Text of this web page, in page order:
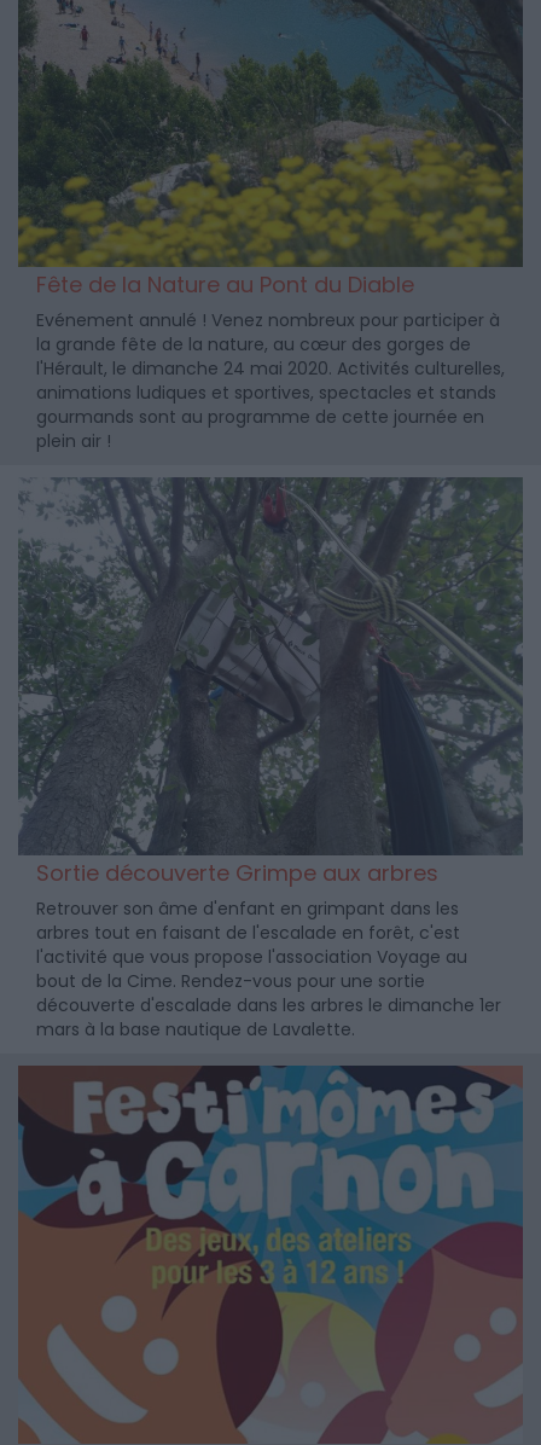
Fête de la Nature au Pont du Diable
Evénement annulé ! Venez nombreux pour participer à
la grande fête de la nature, au cœur des gorges de
l'Hérault, le dimanche 24 mai 2020. Activités culturelles,
animations ludiques et sportives, spectacles et stands
gourmands sont au programme de cette journée en
plein air !
Sortie découverte Grimpe aux arbres
Retrouver son âme d'enfant en grimpant dans les
arbres tout en faisant de l'escalade en forêt, c'est
l'activité que vous propose l'association Voyage au
bout de la Cime. Rendez-vous pour une sortie
découverte d'escalade dans les arbres le dimanche 1er
mars à la base nautique de Lavalette.